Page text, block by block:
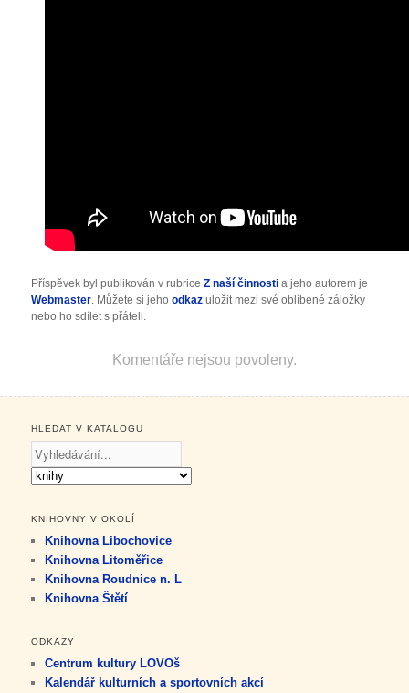
Příspěvek byl publikován v rubriceZ naší činnosti a jeho autorem je
Webmaster. Můžete si jehoodkaz uložit mezi své oblíbené záložky
nebo ho sdílet s přáteli.
Komentáře nejsou povoleny.
HLEDAT V KATALOGU
KNIHOVNY V OKOLÍ
Knihovna Libochovice
Knihovna Litoměřice
Knihovna Roudnice n. L
Knihovna Štětí
ODKAZY
Centrum kultury LOVOš
Kalendář kulturních a sportovních akcí